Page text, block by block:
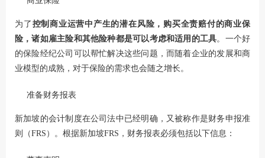
为了 控制商业运营中产生的潜在风险，购买全责赔付的商业保
险，诸如雇主险和其他险种都是可以考虑和适用的工具。一个好
的保险经纪公司可以帮忙解决这些问题，而随着企业的发展和商
业模型的成熟，对于保险的需求也会随之增长。
准备财务报表
新加坡的会计制度在公司法中已经明确，又被称作是财务申报准
则（FRS）。根据新加坡FRS，财务报表必须包括以下信息：